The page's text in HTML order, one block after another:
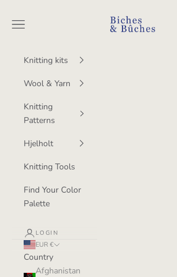
BichesetBuches
Navigation menu
Knitting kits
Wool & Yarn
Knitting
Patterns
Hjelholt
Knitting Tools
Find Your Color
Palette
LOGIN
EUR €
Country
Afghanistan